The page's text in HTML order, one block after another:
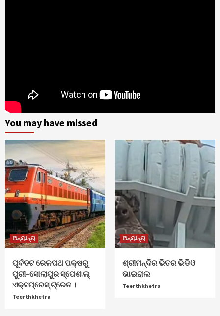
You may have missed
ଅନ୍ୟାନ୍ୟ
ପୂର୍ବତଟ ରେଳପଥ ପକ୍ଷରୁ
ପୁରୀ–ସୋଲାପୁର ସ୍ପେଶାଲ୍
ଏକ୍ସପ୍ରେସ୍ ଟ୍ରେନ ।
Teerthkhetra
ଅନ୍ୟାନ୍ୟ
ଶ୍ରୀମନ୍ଦିର ଭିତର ଭିଡିଓ
ଭାଇରାଲ
Teerthkhetra